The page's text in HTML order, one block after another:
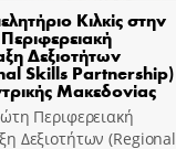
Κιλκίς στην
Δεξιοτήτων
Skills Partnership)
Μακεδονίας
Περιφερειακή
Δεξιοτήτων (Regional